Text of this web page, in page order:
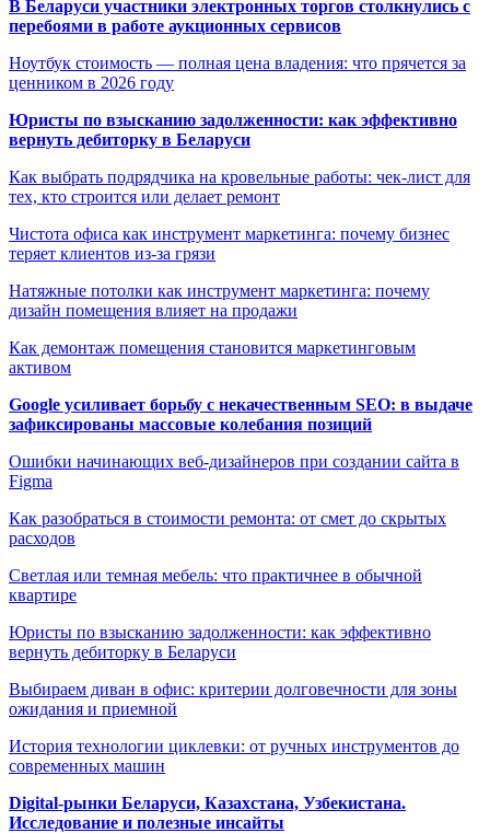
В Беларуси участники электронных торгов столкнулись с
перебоями в работе аукционных сервисов
Ноутбук стоимость — полная цена владения: что прячется за
ценником в 2026 году
Юристы по взысканию задолженности: как эффективно
вернуть дебиторку в Беларуси
Как выбрать подрядчика на кровельные работы: чек-лист для
тех, кто строится или делает ремонт
Чистота офиса как инструмент маркетинга: почему бизнес
теряет клиентов из-за грязи
Натяжные потолки как инструмент маркетинга: почему
дизайн помещения влияет на продажи
Как демонтаж помещения становится маркетинговым
активом
Google усиливает борьбу с некачественным SEO: в выдаче
зафиксированы массовые колебания позиций
Ошибки начинающих веб-дизайнеров при создании сайта в
Figma
Как разобраться в стоимости ремонта: от смет до скрытых
расходов
Светлая или темная мебель: что практичнее в обычной
квартире
Юристы по взысканию задолженности: как эффективно
вернуть дебиторку в Беларуси
Выбираем диван в офис: критерии долговечности для зоны
ожидания и приемной
История технологии циклевки: от ручных инструментов до
современных машин
Digital-рынки Беларуси, Казахстана, Узбекистана.
Исследование и полезные инсайты